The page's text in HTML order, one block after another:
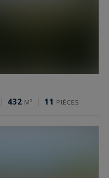
432 M² 11 PIÈCES